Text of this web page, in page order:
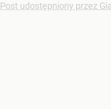
Post udostępniony przez